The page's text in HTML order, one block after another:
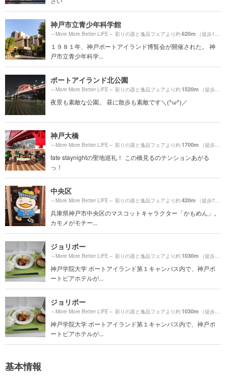
神戸市立青少年科学館
～More More Better LIFE～ 彩りの器と逸品フェアより約620m （徒歩11分）
１９８１年、神戸ポートアイランド博覧会が開催された。 神
戸市立青少年科学...
ポートアイランド北公園
～More More Better LIFE～ 彩りの器と逸品フェアより約1520m （徒歩26分）
夜景も素敵な公園。 昼に散歩も素敵です＼(^ω^)／
神戸大橋
～More More Better LIFE～ 彩りの器と逸品フェアより約1700m （徒歩29分）
fate staynightの聖地巡礼！ この橋見るのテンションあがる
っ！
中央区
～More More Better LIFE～ 彩りの器と逸品フェアより約420m （徒歩7分）
兵庫県神戸市中央区のマスコットキャラクター「かもめん」。
カモメがモチー...
ジョリポー
～More More Better LIFE～ 彩りの器と逸品フェアより約1030m （徒歩18分）
神戸学院大学 ポートアイランド第１キャンパス内で、神戸ポ
ートピアホテルが...
ジョリポー
～More More Better LIFE～ 彩りの器と逸品フェアより約1030m （徒歩18分）
神戸学院大学 ポートアイランド第１キャンパス内で、神戸ポ
ートピアホテルが...
基本情報